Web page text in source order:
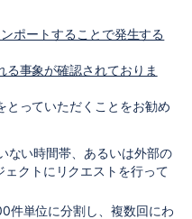
ポートすることで発生する
事象が確認されておりま
とっていただくことをお勧め
ない時間帯、あるいは外部の
クトにリクエストを行って
件単位に分割し、複数回にわ